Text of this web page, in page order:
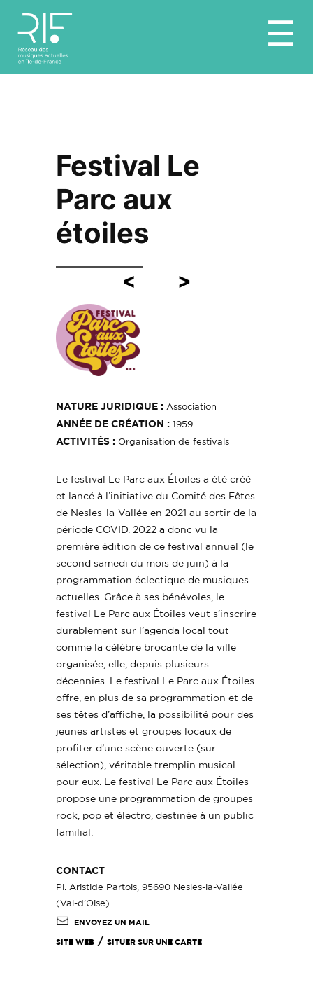
☰
Festival Le
Parc aux
étoiles
NATURE JURIDIQUE : Association
ANNÉE DE CRÉATION : 1959
ACTIVITÉS : Organisation de festivals
Le festival Le Parc aux Étoiles a été créé
et lancé à l’initiative du Comité des Fêtes
de Nesles-la-Vallée en 2021 au sortir de la
période COVID. 2022 a donc vu la
première édition de ce festival annuel (le
second samedi du mois de juin) à la
programmation éclectique de musiques
actuelles. Grâce à ses bénévoles, le
festival Le Parc aux Étoiles veut s’inscrire
durablement sur l’agenda local tout
comme la célèbre brocante de la ville
organisée, elle, depuis plusieurs
décennies. Le festival Le Parc aux Étoiles
offre, en plus de sa programmation et de
ses têtes d’affiche, la possibilité pour des
jeunes artistes et groupes locaux de
profiter d’une scène ouverte (sur
sélection), véritable tremplin musical
pour eux. Le festival Le Parc aux Étoiles
propose une programmation de groupes
rock, pop et électro, destinée à un public
familial.
CONTACT
Pl. Aristide Partois, 95690 Nesles-la-Vallée
(Val-d'Oise)
ENVOYEZ UN MAIL
SITE WEB / SITUER SUR UNE CARTE
< >